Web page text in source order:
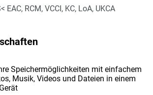
EAC, RCM, VCCI, KC, LoA, UKCA
Speichermöglichkeiten mit einfachem
Musik, Videos und Dateien in einem